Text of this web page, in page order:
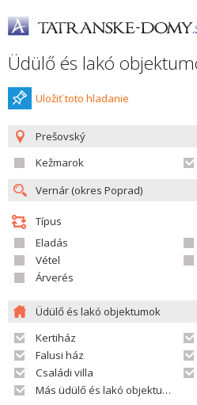
Üdülő és lakó
Uložiť toto hladanie
Prešovský
Kežmarok
Típus
Eladás
Vétel
Árverés
Üdülő és lakó objektumok
Kertiház
Falusi ház
Családi villa
Más üdülő és lakó objektumok